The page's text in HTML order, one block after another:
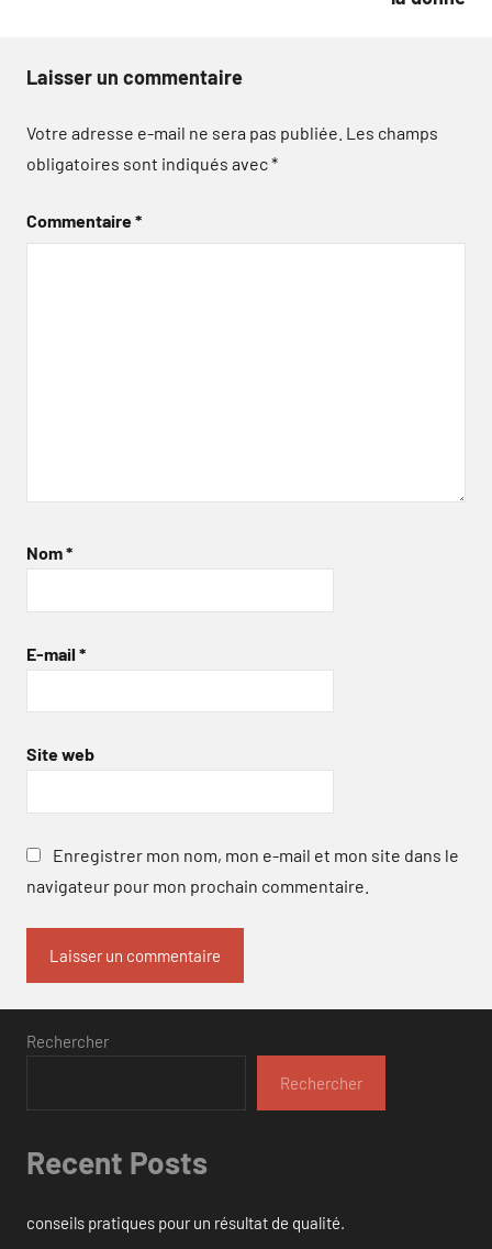
Laisser un commentaire
Votre adresse e-mail ne sera pas publiée. Les champs
obligatoires sont indiqués avec*
Commentaire*
Nom*
E-mail *
Site web
Enregistrer mon nom, mon e-mail et mon site dans le
navigateur pour mon prochain commentaire.
Rechercher
Rechercher
Recent Posts
conseils pratiques pour un résultat de qualité.